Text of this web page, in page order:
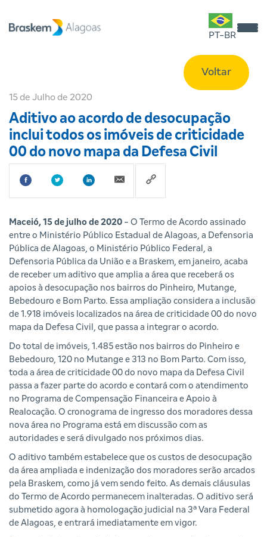
PT-BR
Voltar
15 de Julho de 2020
Aditivo ao acordo de desocupação
inclui todos os imóveis de criticidade
00 do novo mapa da Defesa Civil
Maceió, 15 de julho de 2020 - O Termo de Acordo assinado
entre o Ministério Público Estadual de Alagoas, a Defensoria
Pública de Alagoas, o Ministério Público Federal, a
Defensoria Pública da União e a Braskem, em janeiro, acaba
de receber um aditivo que amplia a área que receberá os
apoios à desocupação nos bairros do Pinheiro, Mutange,
Bebedouro e Bom Parto. Essa ampliação considera a inclusão
de 1.918 imóveis localizados na área de criticidade 00 do novo
mapa da Defesa Civil, que passa a integrar o acordo.
Do total de imóveis, 1.485 estão nos bairros do Pinheiro e
Bebedouro, 120 no Mutange e 313 no Bom Parto. Com isso,
toda a área de criticidade 00 do novo mapa da Defesa Civil
passa a fazer parte do acordo e contará com o atendimento
no Programa de Compensação Financeira e Apoio à
Realocação. O cronograma de ingresso dos moradores dessa
nova área no Programa está em discussão com as
autoridades e será divulgado nos próximos dias.
O aditivo também estabelece que os custos de desocupação
da área ampliada e indenização dos moradores serão arcados
pela Braskem, como já vem sendo feito. As demais cláusulas
do Termo de Acordo permanecem inalteradas. O aditivo será
submetido agora à homologação judicial na 3ª Vara Federal
de Alagoas, e entrará imediatamente em vigor.